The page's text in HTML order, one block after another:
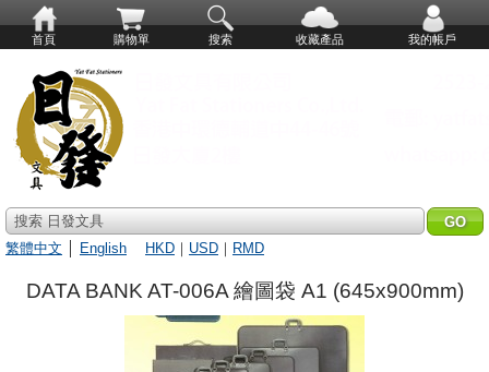
首頁 購物單 搜索 收藏產品 我的帳戶
搜索 日發文具
繁體中文
English HKD ｜ USD ｜ RMD
DATA BANK AT-006A 繪圖袋 A1 (645x900mm)